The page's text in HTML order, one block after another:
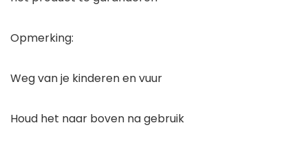
Opmerking:
Weg van je kinderen en vuur
Houd het naar boven na gebruik